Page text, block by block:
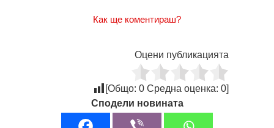
Как ще коментираш?
Оцени публикацията
[Общо: 0 Средна оценка: 0]
Сподели новината